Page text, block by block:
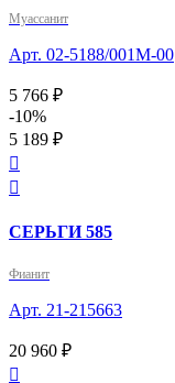
Муассанит
Арт. 02-5188/001М-00
5 766 ₽
-10%
5 189 ₽


СЕРЬГИ 585
Фианит
Арт. 21-215663
20 960 ₽
